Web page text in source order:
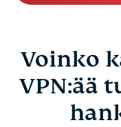
Voinko
VPN:ää